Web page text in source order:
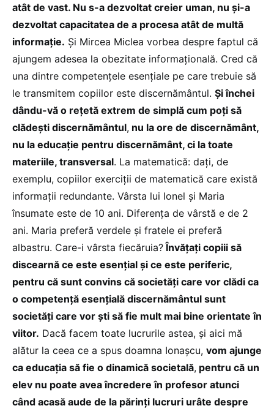
atât de vast. Nu s-a dezvoltat creier uman, nu și-a
dezvoltat capacitatea de a procesa atât de multă
informație. Și Mircea Miclea vorbea despre faptul că
ajungem adesea la obezitate informațională. Cred că
una dintre competențele esențiale pe care trebuie să
le transmitem copiilor este discernământul. Și închei
dându-vă o rețetă extrem de simplă cum poți să
clădești discernământul, nu la ore de discernământ,
nu la educație pentru discernământ, ci la toate
materiile, transversal. La matematică: dați, de
exemplu, copiilor exerciții de matematică care există
informații redundante. Vârsta lui Ionel și Maria
însumate este de 10 ani. Diferența de vârstă e de 2
ani. Maria preferă verdele și fratele ei preferă
albastru. Care-i vârsta fiecăruia?Învățați copiii să
discearnă ce este esențial și ce este periferic,
pentru că sunt convins că societăți care vor clădi ca
o competență esențială discernământul sunt
societăți care vor ști să fie mult mai bine orientate în
viitor. Dacă facem toate lucrurile astea, și aici mă
alătur la ceea ce a spus doamna Ionașcu, vom ajunge
ca educația să fie o dinamică societală, pentru că un
elev nu poate avea încredere în profesor atunci
când acasă aude de la părinți lucruri urâte despre